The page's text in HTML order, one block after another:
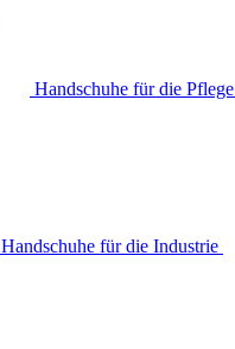
Handschuhe für die Pflege
Handschuhe für die Industrie